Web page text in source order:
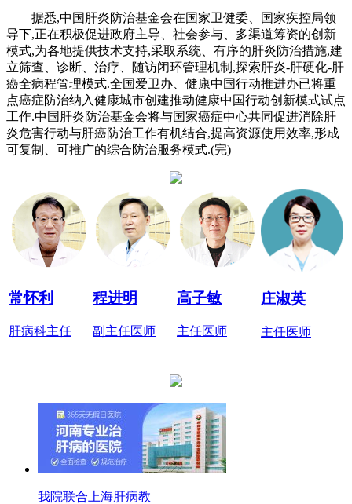
据悉,中国肝炎防治基金会在国家卫健委、国家疾控局领
导下,正在积极促进政府主导、社会参与、多渠道筹资的创新
模式,为各地提供技术支持,采取系统、有序的肝炎防治措施,建
立筛查、诊断、治疗、随访闭环管理机制,探索肝炎-肝硬化-肝
癌全病程管理模式.全国爱卫办、健康中国行动推进办已将重
点癌症防治纳入健康城市创建推动健康中国行动创新模式试点
工作.中国肝炎防治基金会将与国家癌症中心共同促进消除肝
炎危害行动与肝癌防治工作有机结合,提高资源使用效率,形成
可复制、可推广的综合防治服务模式.(完)
常怀利
肝病科主任
程进明
副主任医师
高子敏
主任医师
庄淑英
主任医师
我院联合上海肝病教